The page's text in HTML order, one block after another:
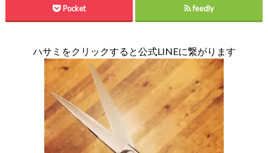
Pocket feedly
ハサミをクリックすると公式LINEに繋がります